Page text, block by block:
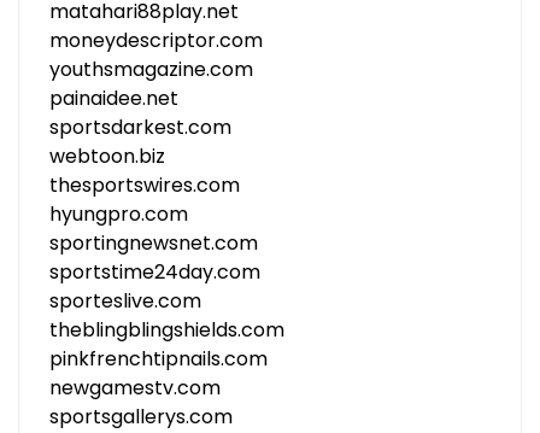
matahari88play.net
moneydescriptor.com
youthsmagazine.com
painaidee.net
sportsdarkest.com
webtoon.biz
thesportswires.com
hyungpro.com
sportingnewsnet.com
sportstime24day.com
sporteslive.com
theblingblingshields.com
pinkfrenchtipnails.com
newgamestv.com
sportsgallerys.com